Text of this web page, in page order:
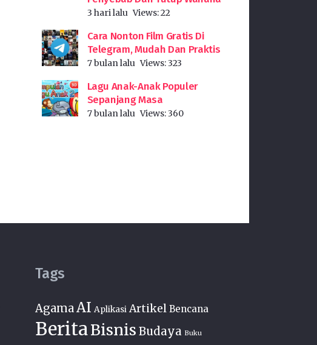
3 hari lalu Views:22
Cara Nonton Film Gratis Di
Telegram, Mudah Dan Praktis
7 bulan lalu Views:323
Lagu Anak-Anak Populer
Sepanjang Masa
7 bulan lalu Views:360
Tags
AgamaAI Aplikasi Artikel Bencana
BeritaBisnis Budaya Buku